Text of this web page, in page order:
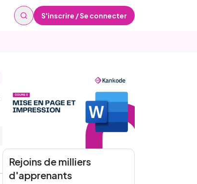
S'inscrire / Se connecter
Rejoins de milliers
d'apprenants